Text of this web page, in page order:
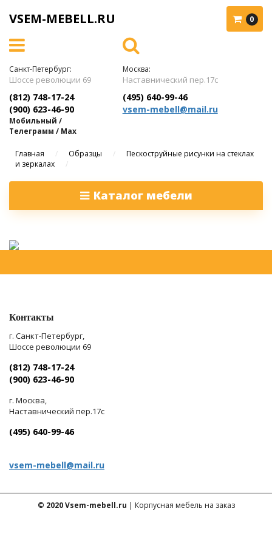
0
VSEM-MEBELL.RU
Санкт-Петербург:
Шоссе революции 69
(812) 748-17-24
(900) 623-46-90
Мобильный /
Телеграмм / Max
Москва:
Наставнический пер.17с
(495) 640-99-46
vsem-mebell@mail.ru
Главная / Образцы /
Пескоструйные рисунки на стеклах
и зеркалах
/
Каталог мебели
Контакты
г. Санкт-Петербург,
Шоссе революции 69
(812) 748-17-24
(900) 623-46-90
г. Москва,
Наставнический пер.17с
(495) 640-99-46
vsem-mebell@mail.ru
© 2020 Vsem-mebell.ru | Корпусная мебель на заказ